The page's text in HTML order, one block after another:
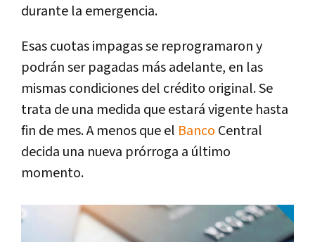
durante la emergencia.
Esas cuotas impagas se reprogramaron y
podrán ser pagadas más adelante, en las
mismas condiciones del crédito original. Se
trata de una medida que estará vigente hasta
fin de mes. A menos que el Banco Central
decida una nueva prórroga a último
momento.